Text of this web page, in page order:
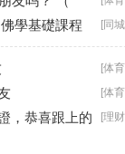
[同
學基礎課程
[体
[体
[理
，恭喜跟上的